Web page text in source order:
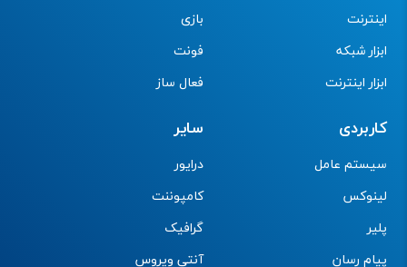
اینترنت
ابزار شبکه
ابزار اینترنت
بازی
فونت
فعال ساز
کاربردی
سیستم عامل
لینوکس
پلیر
پیام رسان
سایر
درایور
کامپوننت
گرافیک
آنتی ویروس